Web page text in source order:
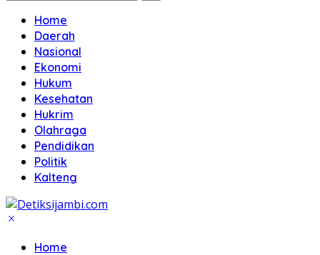
Home
Daerah
Nasional
Ekonomi
Hukum
Kesehatan
Hukrim
Olahraga
Pendidikan
Politik
Kalteng
Home